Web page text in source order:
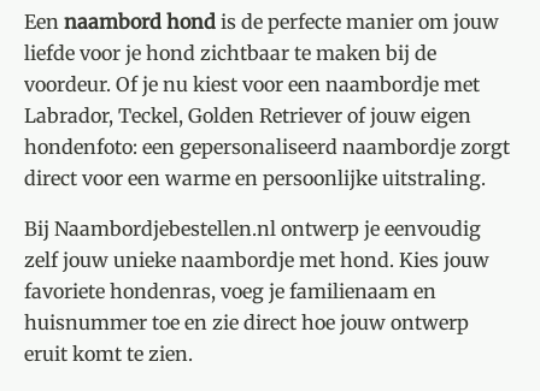
Een naambord hond is de perfecte manier om jouw
liefde voor je hond zichtbaar te maken bij de
voordeur. Of je nu kiest voor een naambordje met
Labrador, Teckel, Golden Retriever of jouw eigen
hondenfoto: een gepersonaliseerd naambordje zorgt
direct voor een warme en persoonlijke uitstraling.
Bij Naambordjebestellen.nl ontwerp je eenvoudig
zelf jouw unieke naambordje met hond. Kies jouw
favoriete hondenras, voeg je familienaam en
huisnummer toe en zie direct hoe jouw ontwerp
eruit komt te zien.